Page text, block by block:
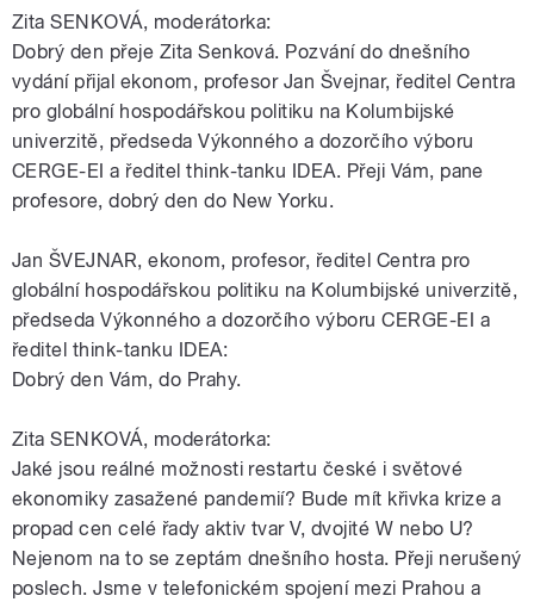
Zita SENKOVÁ, moderátorka:
Dobrý den přeje Zita Senková. Pozvání do dnešního
vydání přijal ekonom, profesor Jan Švejnar, ředitel Centra
pro globální hospodářskou politiku na Kolumbijské
univerzitě, předseda Výkonného a dozorčího výboru
CERGE-EI a ředitel think-tanku IDEA. Přeji Vám, pane
profesore, dobrý den do New Yorku.
Jan ŠVEJNAR, ekonom, profesor, ředitel Centra pro
globální hospodářskou politiku na Kolumbijské univerzitě,
předseda Výkonného a dozorčího výboru CERGE-EI a
ředitel think-tanku IDEA:
Dobrý den Vám, do Prahy.
Zita SENKOVÁ, moderátorka:
Jaké jsou reálné možnosti restartu české i světové
ekonomiky zasažené pandemií? Bude mít křivka krize a
propad cen celé řady aktiv tvar V, dvojité W nebo U?
Nejenom na to se zeptám dnešního hosta. Přeji nerušený
poslech. Jsme v telefonickém spojení mezi Prahou a